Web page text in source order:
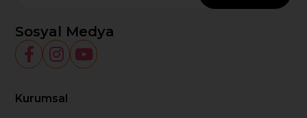
Sosyal Medya
Kurumsal